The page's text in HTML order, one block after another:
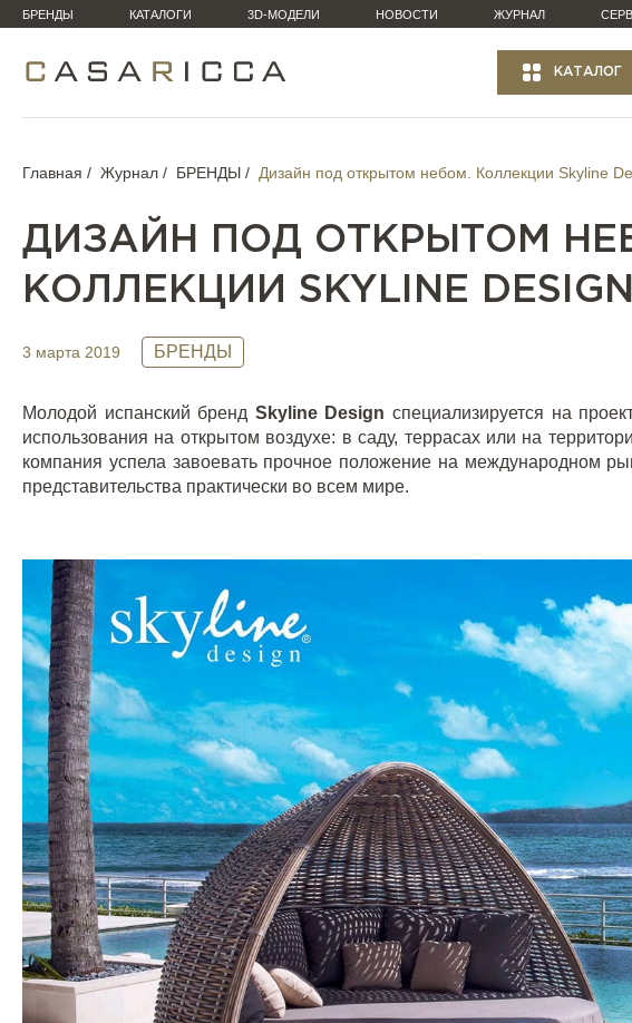
БРЕНДЫ КАТАЛОГИ 3D-МОДЕЛИ НОВОСТИ ЖУРНАЛ
КАТАЛОГ
Главная Журнал БРЕНДЫ Дизайн под открытом небом. Коллекции Skyline
ДИЗАЙН ПОД ОТКРЫТОМ
КОЛЛЕКЦИИ SKYLINE DESIGN
3 марта 2019 БРЕНДЫ
Молодой испанский бренд Skyline Design специализируется на
использования на открытом воздухе: в саду, террасах или на
компания успела завоевать прочное положение на международном
представительства практически во всем мире.